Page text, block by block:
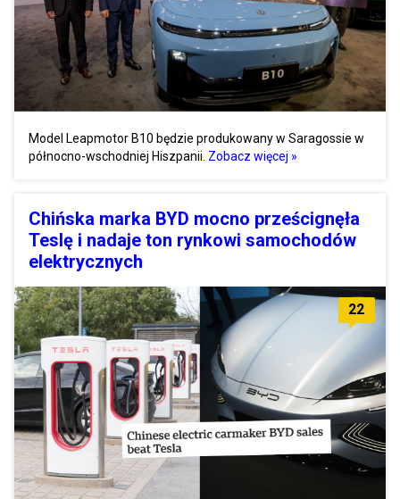
Model Leapmotor B10 będzie produkowany w Saragossie w
północno-wschodniej Hiszpanii. Zobacz więcej »
Chińska marka BYD mocno prześcignęła
Teslę i nadaje ton rynkowi samochodów
elektrycznych
22